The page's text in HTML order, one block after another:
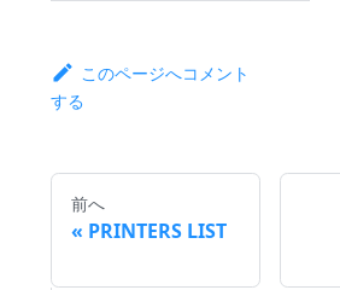
このページへコメント
する
前へ
PRINTERS LIST